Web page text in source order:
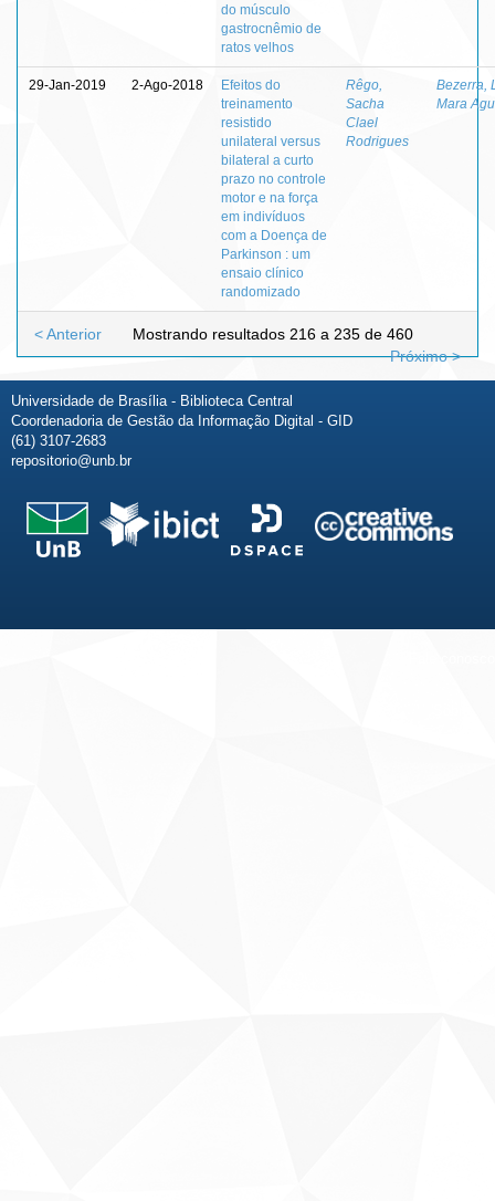
do músculo
gastrocnêmio de
ratos velhos
29-Jan-2019 2-Ago-2018
Efeitos do
treinamento
resistido
unilateral versus
bilateral a curto
prazo no controle
motor e na força
em indivíduos
com a Doença de
Parkinson : um
ensaio clínico
randomizado
Rêgo,
Sacha
Clael
Rodrigues
Bezerra,
Mara
Mostrando resultados 216 a 235 de 460
< Anterior
Próximo >
Universidade de Brasília - Biblioteca Central
Coordenadoria de Gestão da Informação Digital - GID
(61) 3107-2683
repositorio@unb.br